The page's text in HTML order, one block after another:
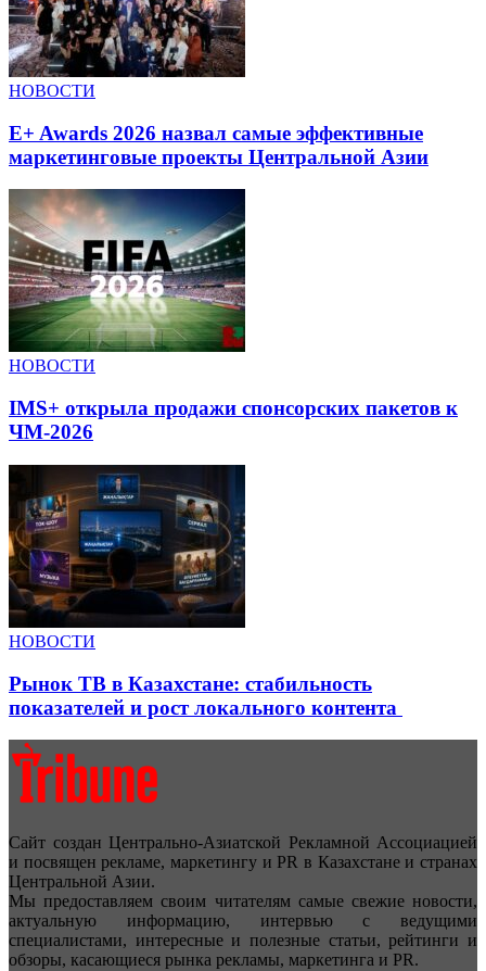
НОВОСТИ
E+ Awards 2026 назвал самые эффективные
маркетинговые проекты Центральной Азии
НОВОСТИ
IMS+ открыла продажи спонсорских пакетов к
ЧМ-2026
НОВОСТИ
Рынок ТВ в Казахстане: стабильность
показателей и рост локального контента
Сайт создан Центрально-Азиатской Рекламной Ассоциацией
и посвящен рекламе, маркетингу и PR в Казахстане и странах
Центральной Азии.
Мы предоставляем своим читателям самые свежие новости,
актуальную информацию, интервью с ведущими
специалистами, интересные и полезные статьи, рейтинги и
обзоры, касающиеся рынка рекламы, маркетинга и PR.